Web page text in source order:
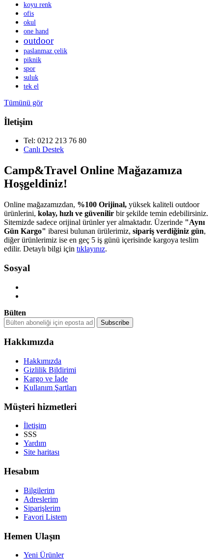
koyu renk
ofis
okul
one hand
outdoor
paslanmaz çelik
piknik
spor
suluk
tek el
Tümünü gör
İletişim
Tel: 0212 213 76 80
Canlı Destek
Camp&Travel Online Mağazamıza
Hoşgeldiniz!
Online mağazamızdan, %100 Orijinal, yüksek kaliteli outdoor
ürünlerini, kolay, hızlı ve güvenilir bir şekilde temin edebilirsiniz.
Sitemizde sadece orijinal ürünler yer almaktadır. Üzerinde "Aynı
Gün Kargo" ibaresi bulunan ürülerimiz, sipariş verdiğiniz gün,
diğer ürünlerimiz ise en geç 5 iş günü içerisinde kargoya teslim
edilir. Detaylı bilgi için tıklayınız.
Sosyal
Bülten
Hakkımızda
Hakkımızda
Gizlilik Bildirimi
Kargo ve İade
Kullanım Şartları
Müşteri hizmetleri
İletişim
SSS
Yardım
Site haritası
Hesabım
Bilgilerim
Adreslerim
Siparişlerim
Favori Listem
Hemen Ulaşın
Yeni Ürünler